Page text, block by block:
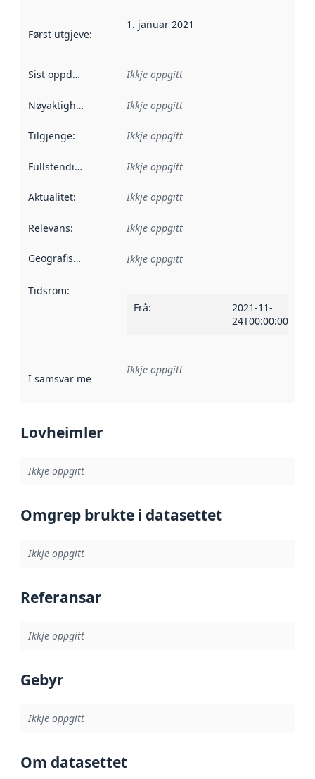
Først utgjeve: Denne datoen seier når dataa i dette
1. januar 2021
Sist oppdatert Ikkje oppgitt
Nøyaktigheit Ikkje oppgitt
Tilgjenge: Ikkje oppgitt
Fullstendigheit Ikkje oppgitt
Aktualitet: Ikkje oppgitt
Relevans: Ikkje oppgitt
Geografisk område Ikkje oppgitt
Tidsrom:
Frå:
2021-11-
24T00:00:00Z
I samsvar med Referanse til ei implementeringsregel eller
Ikkje oppgitt
Lovheimler
Ikkje oppgitt
Omgrep brukte i datasettet
Ikkje oppgitt
Referansar
Ikkje oppgitt
Gebyr
Ikkje oppgitt
Om datasettet